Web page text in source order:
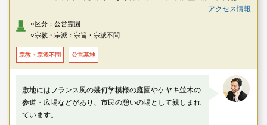
・新京成線「八柱駅」より新京成バスで「八柱霊園前」下車徒歩約5分。
アクセス情報
○区分：公営霊園
○宗教・宗派：宗旨・宗派不問
宗教・宗派不問 公営墓地
敷地にはフランス風の幾何学模様の庭園やケヤキ並木の
参道・広場などがあり、市民の憩いの場として親しまれ
ています。